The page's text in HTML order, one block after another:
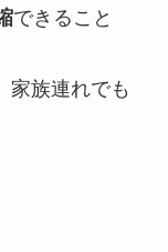
できること
家族連れでも